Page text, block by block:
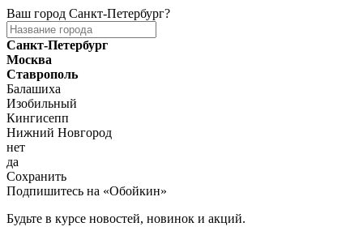
Ваш город Санкт-Петербург?
Санкт-Петербург
Москва
Ставрополь
Балашиха
Изобильный
Кингисепп
Нижний Новгород
нет
да
Сохранить
Подпишитесь на «Обойкин»
Будьте в курсе новостей, новинок и акций.